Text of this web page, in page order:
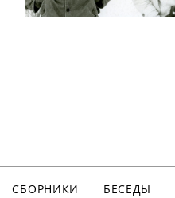
СБОРНИКИ БЕСЕДЫ